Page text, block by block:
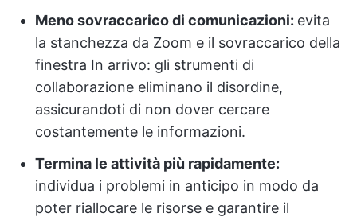
Meno sovraccarico di comunicazioni: evita
la stanchezza da Zoom e il sovraccarico della
finestra In arrivo: gli strumenti di
collaborazione eliminano il disordine,
assicurandoti di non dover cercare
costantemente le informazioni.
Termina le attività più rapidamente:
individua i problemi in anticipo in modo da
poter riallocare le risorse e garantire il